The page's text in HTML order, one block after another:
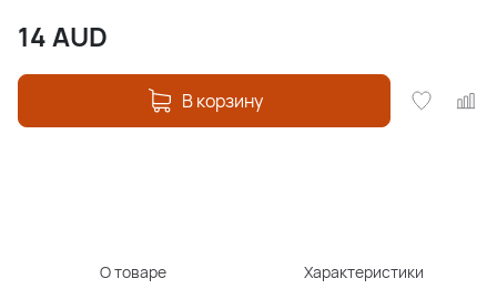
14AUD
В корзину
О товаре Характеристики